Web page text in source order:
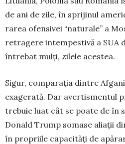
de ani de zile, în sprijinul
rarea ofensivei “naturale” a
retragere intempestivă a SUA
întrebat mulți, zilele acestea.
Sigur, comparația dintre
exagerată. Dar avertismentul
trebuie luat cât se poate de în
Donald Trump somase aliații
în propriile capacități de